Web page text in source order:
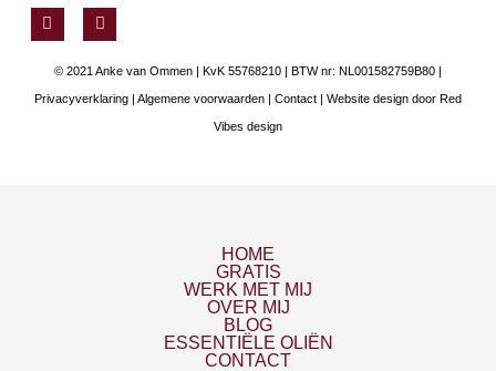
F
a
o
Y
o
t
u
b
© 2021 Anke van Ommen | KvK 55768210 | BTW nr: NL001582759B80 |
Privacyverklaring | Algemene voorwaarden | Contact | Website design door Red
Vibes design
HOME
GRATIS
WERK MET MIJ
OVER MIJ
BLOG
ESSENTIËLE OLIËN
CONTACT